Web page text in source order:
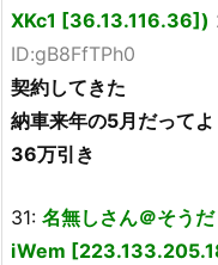
XKc1 [36.13.116.36])
ID:gB8FfTPh0
契約してきた
納車来年の5月だってよ
36万引き
31: 名無しさん＠そう
iWem